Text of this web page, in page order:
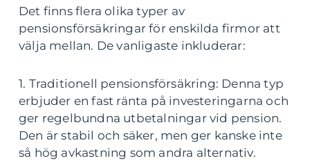
Det finns flera olika typer av
pensionsförsäkringar för enskilda firmor att
välja mellan. De vanligaste inkluderar:
1. Traditionell pensionsförsäkring: Denna typ
erbjuder en fast ränta på investeringarna och
ger regelbundna utbetalningar vid pension.
Den är stabil och säker, men ger kanske inte
så hög avkastning som andra alternativ.